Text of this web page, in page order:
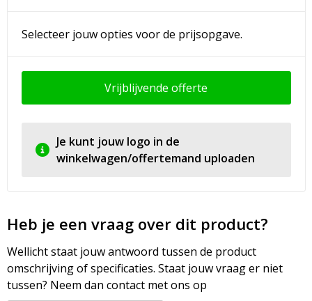
Selecteer jouw opties voor de prijsopgave.
Vrijblijvende offerte
Je kunt jouw logo in de
winkelwagen/offertemand uploaden
Heb je een vraag over dit product?
Wellicht staat jouw antwoord tussen de product
omschrijving of specificaties. Staat jouw vraag er niet
tussen? Neem dan contact met ons op